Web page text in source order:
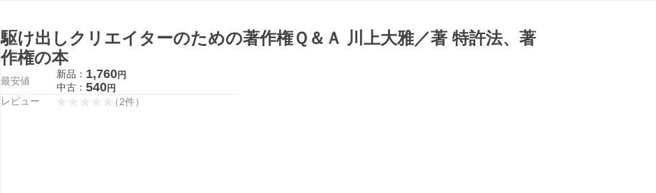
駆け出しクリエイターのための著作権Ｑ＆Ａ 川上大雅／著 特許法、著
作権の本
最安値
新品： 1,760円
中古： 540円
レビュー （2件）